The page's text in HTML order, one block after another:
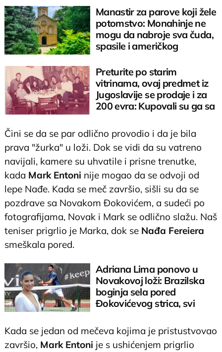
Manastir za parove koji žele
potomstvo: Monahinje ne
mogu da nabroje sva čuda,
spasile i američkog
Preturite po starim
vitrinama, ovaj predmet iz
Jugoslavije se prodaje i za
200 evra: Kupovali su ga sa
Čini se da se par odlično provodio i da je bila
prava "žurka" u loži. Dok se vidi da su vatreno
navijali, kamere su uhvatile i prisne trenutke,
kada Mark Entoni nije mogao da se odvoji od
lepe Nađe. Kada se meč završio, sišli su da se
pozdrave sa Novakom Đokovićem, a sudeći po
fotografijama, Novak i Mark se odlično slažu. Naš
teniser prigrlio je Marka, dok se Nađa Fereiera
smeškala pored.
Adriana Lima ponovo u
Novakovoj loži: Brazilska
boginja sela pored
Đokovićevog strica, svi
Kada se jedan od mečeva kojima je pristustvovao
završio, Mark Entoni je s ushićenjem prigrlio